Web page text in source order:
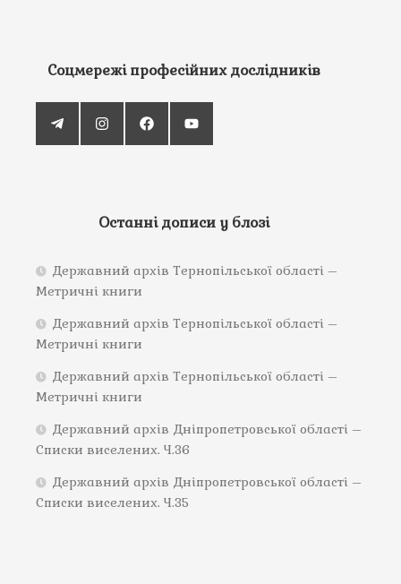
Соцмережі професійних дослідників
Останні дописи у блозі
Державний архів Тернопільської області –
Метричні книги
Державний архів Тернопільської області –
Метричні книги
Державний архів Тернопільської області –
Метричні книги
Державний архів Дніпропетровської області –
Списки виселених. Ч.36
Державний архів Дніпропетровської області –
Списки виселених. Ч.35